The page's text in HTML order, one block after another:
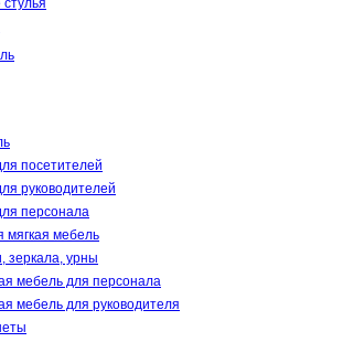
посетителей
руководителей
персонала
мягкая мебель
зеркала, урны
мебель для персонала
мебель для руководителя